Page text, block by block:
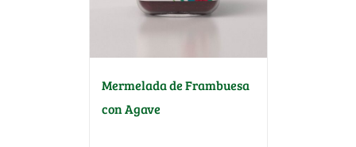
Mermelada de Frambuesa
con Agave